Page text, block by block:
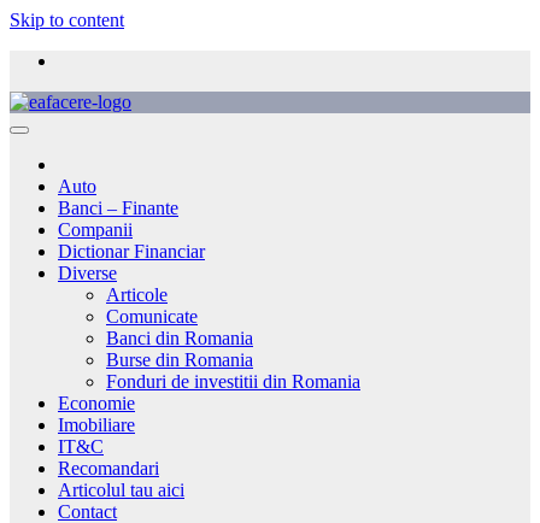
Skip to content
Auto
Banci – Finante
Companii
Dictionar Financiar
Diverse
Articole
Comunicate
Banci din Romania
Burse din Romania
Fonduri de investitii din Romania
Economie
Imobiliare
IT&C
Recomandari
Articolul tau aici
Contact